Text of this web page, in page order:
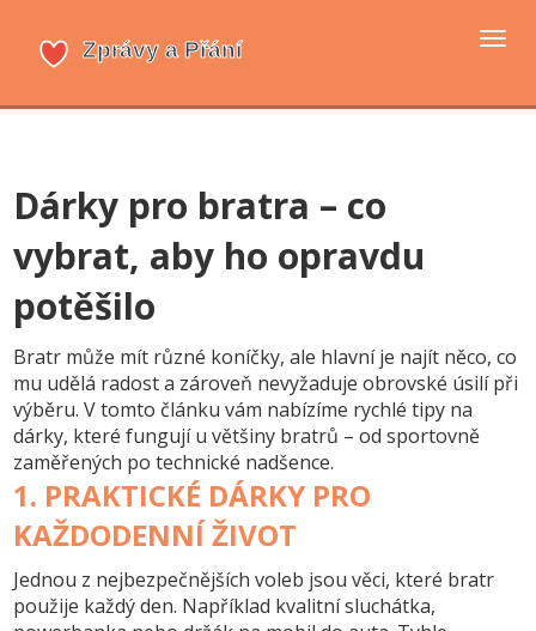
Dárky pro bratra – co
vybrat, aby ho opravdu
potěšilo
Bratr může mít různé koníčky, ale hlavní je najít něco, co
mu udělá radost a zároveň nevyžaduje obrovské úsilí při
výběru. V tomto článku vám nabízíme rychlé tipy na
dárky, které fungují u většiny bratrů – od sportovně
zaměřených po technické nadšence.
1. PRAKTICKÉ DÁRKY PRO
KAŽDODENNÍ ŽIVOT
Jednou z nejbezpečnějších voleb jsou věci, které bratr
použije každý den. Například kvalitní sluchátka,